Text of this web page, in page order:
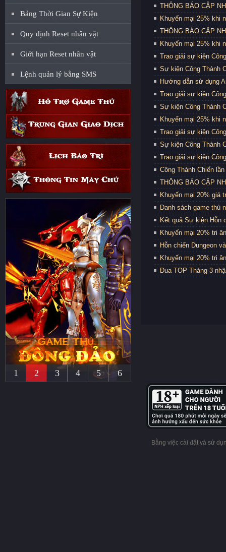
Bảng Thời Gian Sự Kiện
Quy định Reset nhân vật
Giới hạn Reset nhân vật
Lệnh quản lý bằng SMS
1 2 3 4 5 6
THÔNG BÁO CẬP
Khuyến mại 25% khi
THÔNG BÁO CẬP
Khuyến mại 25% khi
Trao giải sự kiện
Sự kiện Công Thành
Hướng dẫn sử dụng
Trao giải sự kiện
Sự kiện Công Thành
Khuyến mại 25% khi
Trao giải sự kiện
Sự kiện Công Thành
Trao giải sự kiện
Công Thành Chiến
THÔNG BÁO CẬP
Khuyến mại 20% giá
Danh sách game thủ
Kết quả Sự kiện Hỗn
Khuyến mại 20% tri
Hỗn chiến Dungeon
Khuyến mại 20% tri
Đua TOP Tháng 3
Bằng việc cài đặt và sử